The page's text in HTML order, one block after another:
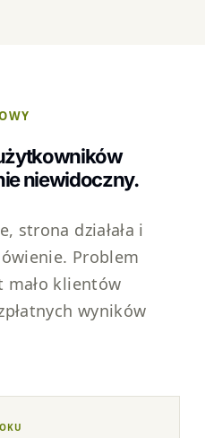
użytkowników
niewidoczny.
strona działała i
Problem
mało klientów
wyników